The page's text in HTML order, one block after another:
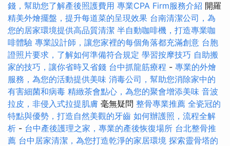
錢，幫助您了解產後照護費用 專業CPA Firm服務介紹 開羅
精美外燴擺盤，提升每道菜的呈現效果 台南清潔公司，為
您的居家環境提供高品質清潔 半自動咖啡機，打造專業咖
啡體驗 專業設計師，讓您家裡的每個角落都充滿創意 台胞
證照片要求，了解如何準備符合規定 學習按摩技巧 自助搬
家的技巧，讓你省時又省錢 台中抓龍筋療程 - 專業的外燴
服務，為您的活動提供美味 消毒公司，幫助您消除家中的
有害細菌和病毒 精緻茶會點心，為您的聚會增添美味 音波
拉皮，非侵入式拉提肌膚 毫無疑問 整骨專業推薦 全瓷冠的
特點與優勢，打造自然美觀的牙齒 如何辦護照，流程全解
析 - 台中產後護理之家，專業的產後恢復場所 台北整骨推
薦 台中居家清潔，為您打造乾淨的家居環境 探索靈骨塔的